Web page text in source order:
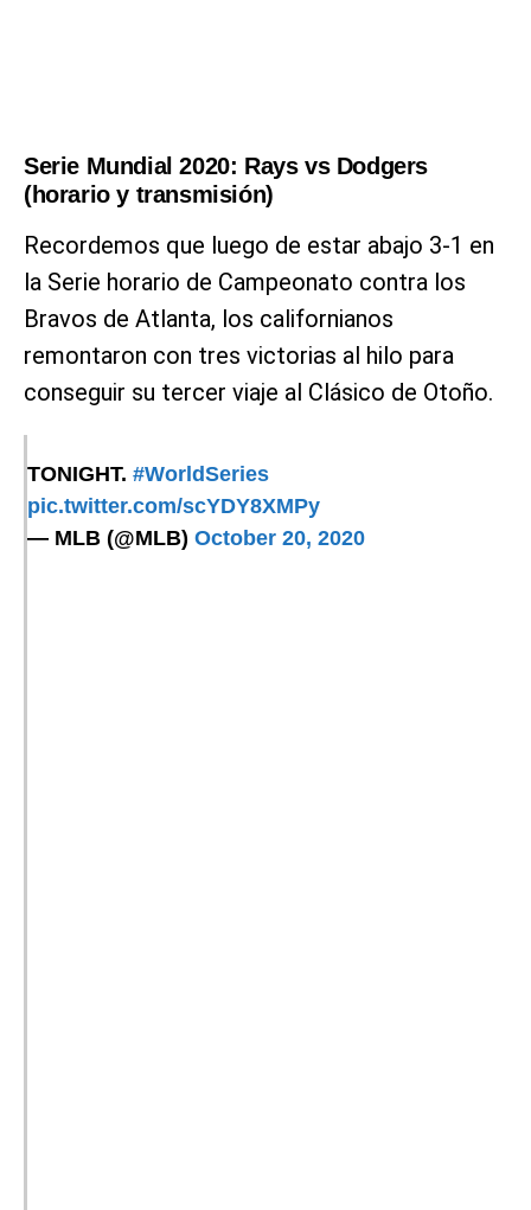
Serie Mundial 2020: Rays vs Dodgers
(horario y transmisión)
Recordemos que luego de estar abajo 3-1 en
la Serie horario de Campeonato contra los
Bravos de Atlanta, los californianos
remontaron con tres victorias al hilo para
conseguir su tercer viaje al Clásico de Otoño.
TONIGHT. #WorldSeries
pic.twitter.com/scYDY8XMPy
— MLB (@MLB) October 20, 2020